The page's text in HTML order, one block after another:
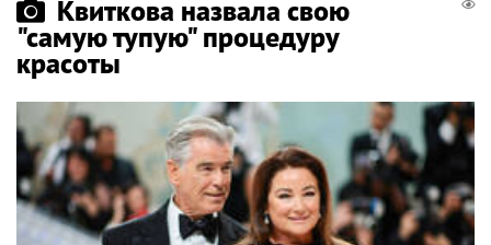
Квиткова назвала свою
"самую тупую" процедуру
красоты